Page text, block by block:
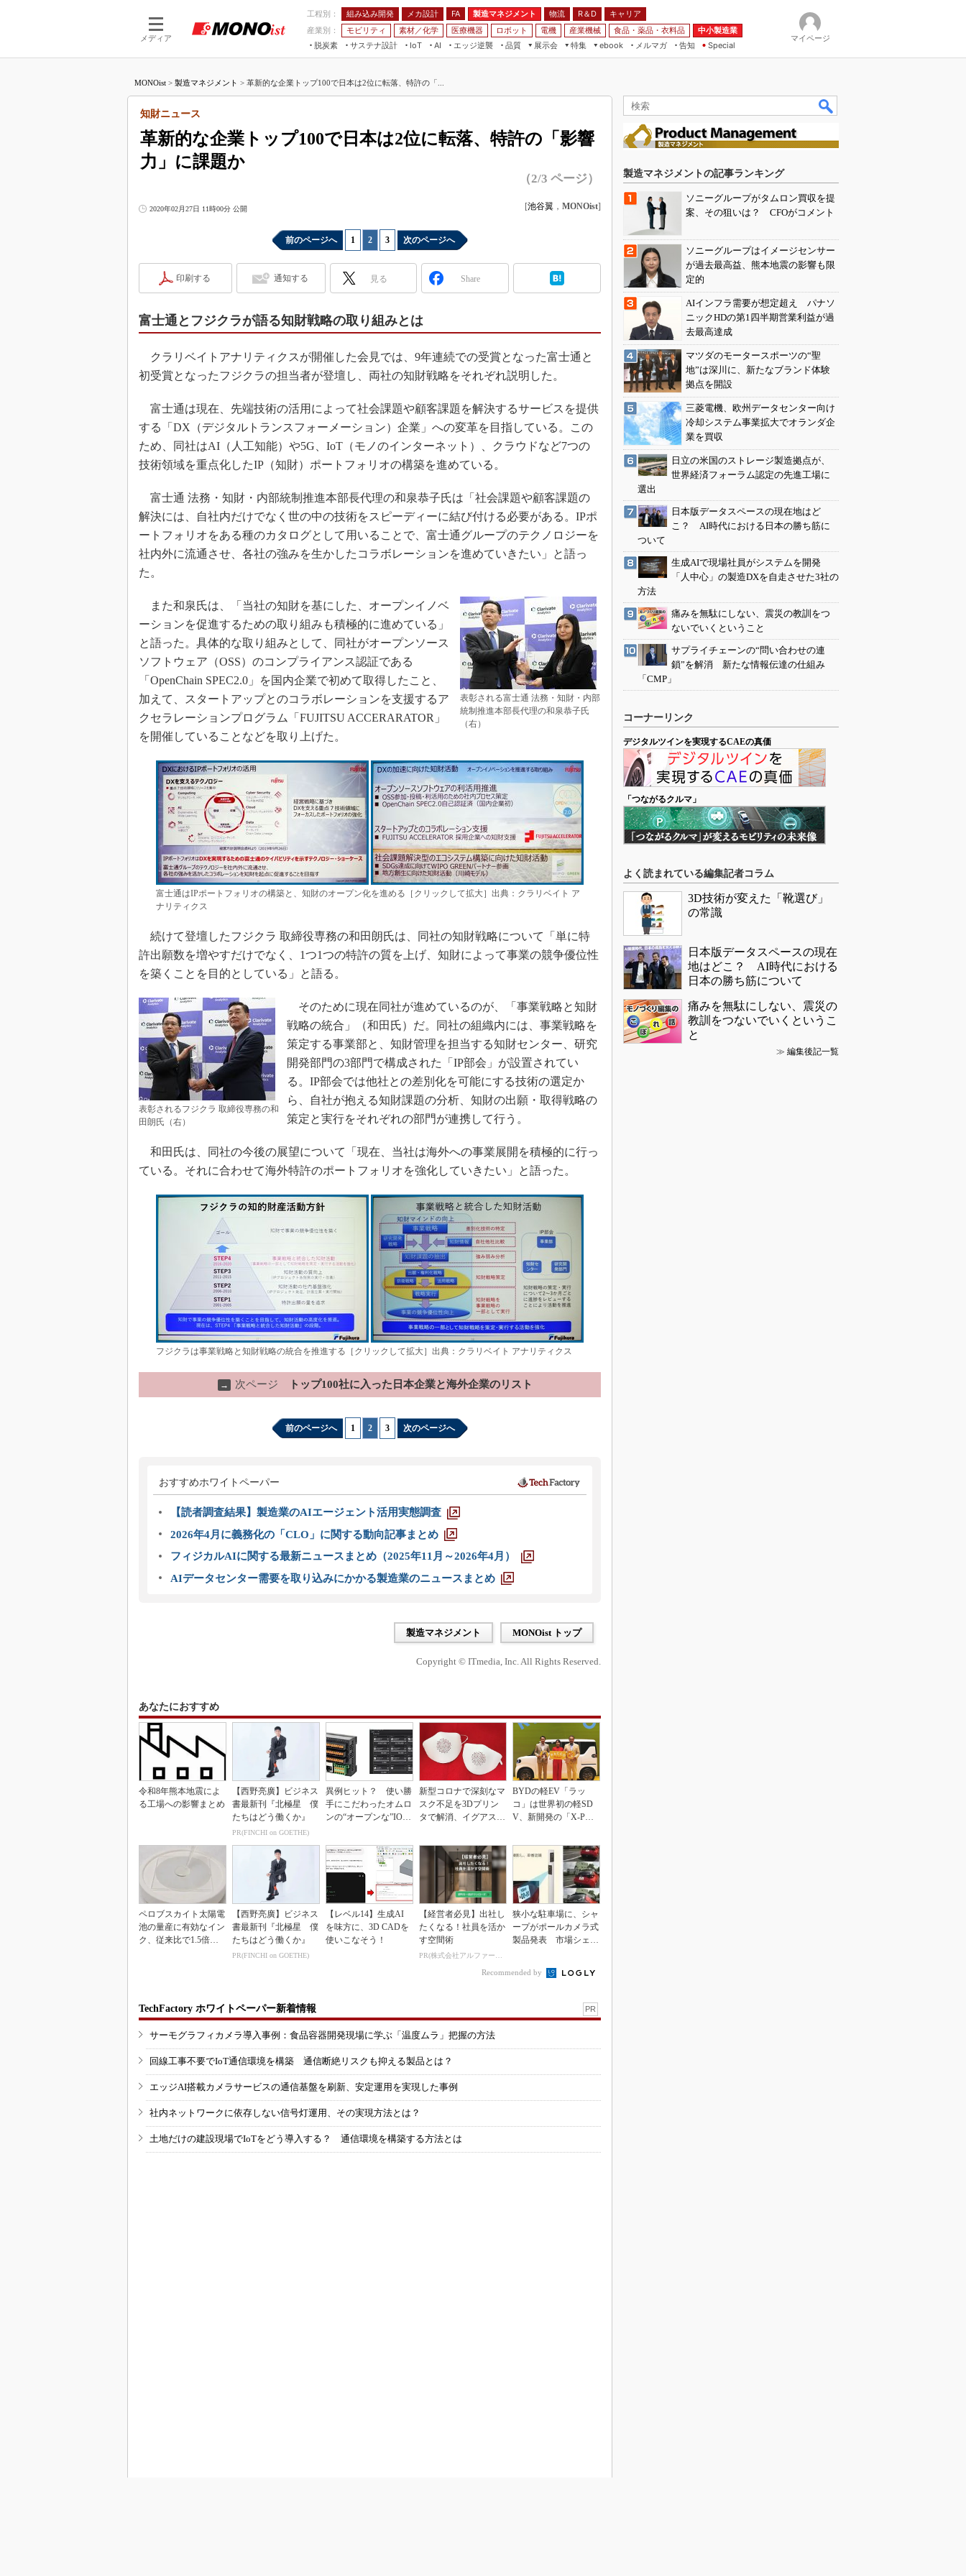
メディア
工程別： 組み込み開発 メカ設計 FA 製造マネジメント 物流 R＆D
キャリア
産業別：
モビリティ 素材／化学 医療機器 ロボット 電機 産業機械 食品・薬品・衣料品
中小製造業
脱炭素
サステナ設計
IoT
つながる工場
AI
AI×設備保全
エッジ逆襲 品質
展示会
JIMTOF
IIFES
スマート工場EXPO
日本ものづくりワールド
AUTOMOTIVE WORLD
産業オープンネット展
特集
つながるクルマ
VR／AR
フィールドサービス
Windows Embedded
ISO26262
デジタルツインとCAE
S＆OP
イノベーション
メイドインジャパン
知財マネジメント
海外生産
グローバル設計・開発
ebook
FA
モビリティ
メルマガ
告知 Special
マイページ
MONOist > 製造マネジメント > 革新的な企業トップ100で日本は2位に転落、特許の「...
革新的な企業トップ100で日本は2位に転落、特許の「影響
力」に課題か
知財ニュース
（2/3 ページ）
2020年02月27日 11時00分 公開 [池谷翼 ， MONOist]
前のページへ 1 2 3 次のページへ
印刷する 通知する 見る Share
富士通とフジクラが語る知財戦略の取り組みとは
クラリベイトアナリティクスが開催した会見では、9年連続での受賞となった富士通と
初受賞となったフジクラの担当者が登壇し、両社の知財戦略をそれぞれ説明した。
富士通は現在、先端技術の活用によって社会課題や顧客課題を解決するサービスを提供
する「DX（デジタルトランスフォーメーション）企業」への変革を目指している。この
ため、同社はAI（人工知能）や5G、IoT（モノのインターネット）、クラウドなど7つの
技術領域を重点化したIP（知財）ポートフォリオの構築を進めている。
富士通 法務・知財・内部統制推進本部長代理の和泉恭子氏は「社会課題や顧客課題の
解決には、自社内だけでなく世の中の技術をスピーディーに結び付ける必要がある。IPポ
ートフォリオをある種のカタログとして用いることで、富士通グループのテクノロジーを
社内外に流通させ、各社の強みを生かしたコラボレーションを進めていきたい」と語っ
た。
表彰される富士通 法務・知財・内部
統制推進本部長代理の和泉恭子氏
（右）
また和泉氏は、「当社の知財を基にした、オープンイノベ
ーションを促進するための取り組みも積極的に進めている」
と語った。具体的な取り組みとして、同社がオープンソース
ソフトウェア（OSS）のコンプライアンス認証である
「OpenChain SPEC2.0」を国内企業で初めて取得したこと、
加えて、スタートアップとのコラボレーションを支援するア
クセラレーションプログラム「FUJITSU ACCERARATOR」
を開催していることなどを取り上げた。
富士通はIPポートフォリオの構築と、知財のオープン化を進める［クリックして拡大］出典：クラリベイト ア
ナリティクス
続けて登壇したフジクラ 取締役専務の和田朗氏は、同社の知財戦略について「単に特
許出願数を増やすだけでなく、1つ1つの特許の質を上げ、知財によって事業の競争優位性
を築くことを目的としている」と語る。
表彰されるフジクラ 取締役専務の和
田朗氏（右）
そのために現在同社が進めているのが、「事業戦略と知財
戦略の統合」（和田氏）だ。同社の組織内には、事業戦略を
策定する事業部と、知財管理を担当する知財センター、研究
開発部門の3部門で構成された「IP部会」が設置されてい
る。IP部会では他社との差別化を可能にする技術の選定か
ら、自社が抱える知財課題の分析、知財の出願・取得戦略の
策定と実行をそれぞれの部門が連携して行う。
和田氏は、同社の今後の展望について「現在、当社は海外への事業展開を積極的に行っ
ている。それに合わせて海外特許のポートフォリオを強化していきたい」と語った。
フジクラは事業戦略と知財戦略の統合を推進する［クリックして拡大］出典：クラリベイト アナリティクス
→ 次ページ トップ100社に入った日本企業と海外企業のリスト
前のページへ 1 2 3 次のページへ
おすすめホワイトペーパー
【読者調査結果】製造業のAIエージェント活用実態調査
2026年4月に義務化の「CLO」に関する動向記事まとめ
フィジカルAIに関する最新ニュースまとめ（2025年11月～2026年4月）
AIデータセンター需要を取り込みにかかる製造業のニュースまとめ
製造マネジメント MONOist トップ
Copyright © ITmedia, Inc. All Rights Reserved.
あなたにおすすめ
令和8年熊本地震によ
る工場への影響まとめ
【西野亮廣】ビジネス
書最新刊『北極星 僕
たちはどう働くか』
PR(FINCHI on GOETHE)
異例ヒット？ 使い勝
手にこだわったオムロ
ンの“オープンな”IO-L
新型コロナで深刻なマ
スク不足を3Dプリン
タで解消、イグアスが
BYDの軽EV「ラッ
コ」は世界初の軽SD
V、新開発の「X-PAC
ペロブスカイト太陽電
池の量産に有効なイン
ク、従来比で1.5倍の
【西野亮廣】ビジネス
書最新刊『北極星 僕
たちはどう働くか』
PR(FINCHI on GOETHE)
【レベル14】生成AI
を味方に、3D CADを
使いこなそう！
【経営者必見】出社し
たくなる！社員を活か
す空間術
PR(株式会社アルファーテクノ)
狭小な駐車場に、シャ
ープがポールカメラ式
製品発表 市場シェア
Recommended by
TechFactory ホワイトペーパー新着情報 PR
サーモグラフィカメラ導入事例：食品容器開発現場に学ぶ「温度ムラ」把握の方法
回線工事不要でIoT通信環境を構築 通信断絶リスクも抑える製品とは？
エッジAI搭載カメラサービスの通信基盤を刷新、安定運用を実現した事例
社内ネットワークに依存しない信号灯運用、その実現方法とは？
土地だけの建設現場でIoTをどう導入する？ 通信環境を構築する方法とは
製造マネジメントの記事ランキング
ソニーグループがタムロン買収を提
案、その狙いは？ CFOがコメント
ソニーグループはイメージセンサー
が過去最高益、熊本地震の影響も限
定的
AIインフラ需要が想定超え パナソ
ニックHDの第1四半期営業利益が過
去最高達成
マツダのモータースポーツの“聖
地”は深川に、新たなブランド体験
拠点を開設
三菱電機、欧州データセンター向け
冷却システム事業拡大でオランダ企
業を買収
日立の米国のストレージ製造拠点が、
世界経済フォーラム認定の先進工場に
選出
日本版データスペースの現在地はど
こ？ AI時代における日本の勝ち筋に
ついて
生成AIで現場社員がシステムを開発
「人中心」の製造DXを自走させた3社の
方法
痛みを無駄にしない、震災の教訓をつ
ないでいくということ
サプライチェーンの“問い合わせの連
鎖”を解消 新たな情報伝達の仕組み
「CMP」
コーナーリンク
デジタルツインを実現するCAEの真価
「つながるクルマ」
よく読まれている編集記者コラム
3D技術が変えた「靴選び」
の常識
日本版データスペースの現在
地はどこ？ AI時代における
日本の勝ち筋について
痛みを無駄にしない、震災の
教訓をつないでいくというこ
と
≫ 編集後記一覧